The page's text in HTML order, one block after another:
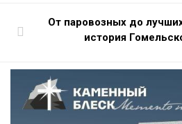
От паровозных до
история